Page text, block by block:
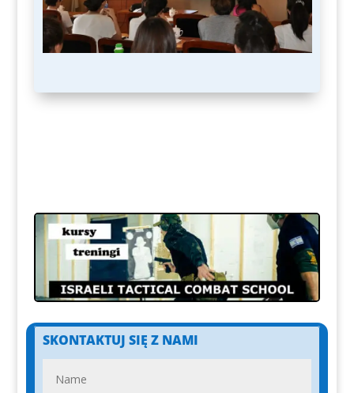
SKONTAKTUJ SIĘ Z NAMI